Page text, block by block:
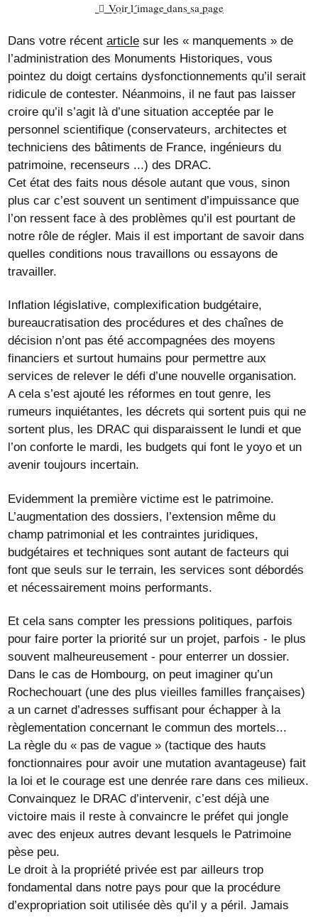
Voir l´image dans sa page
Dans votre récentarticle sur les « manquements » de
l’administration des Monuments Historiques, vous
pointez du doigt certains dysfonctionnements qu’il serait
ridicule de contester. Néanmoins, il ne faut pas laisser
croire qu’il s’agit là d’une situation acceptée par le
personnel scientifique (conservateurs, architectes et
techniciens des bâtiments de France, ingénieurs du
patrimoine, recenseurs ...) des DRAC.
Cet état des faits nous désole autant que vous, sinon
plus car c’est souvent un sentiment d’impuissance que
l’on ressent face à des problèmes qu’il est pourtant de
notre rôle de régler. Mais il est important de savoir dans
quelles conditions nous travaillons ou essayons de
travailler.
Inflation législative, complexification budgétaire,
bureaucratisation des procédures et des chaînes de
décision n’ont pas été accompagnées des moyens
financiers et surtout humains pour permettre aux
services de relever le défi d’une nouvelle organisation.
A cela s’est ajouté les réformes en tout genre, les
rumeurs inquiétantes, les décrets qui sortent puis qui ne
sortent plus, les DRAC qui disparaissent le lundi et que
l’on conforte le mardi, les budgets qui font le yoyo et un
avenir toujours incertain.
Evidemment la première victime est le patrimoine.
L’augmentation des dossiers, l’extension même du
champ patrimonial et les contraintes juridiques,
budgétaires et techniques sont autant de facteurs qui
font que seuls sur le terrain, les services sont débordés
et nécessairement moins performants.
Et cela sans compter les pressions politiques, parfois
pour faire porter la priorité sur un projet, parfois - le plus
souvent malheureusement - pour enterrer un dossier.
Dans le cas de Hombourg, on peut imaginer qu’un
Rochechouart (une des plus vieilles familles françaises)
a un carnet d’adresses suffisant pour échapper à la
règlementation concernant le commun des mortels...
La règle du « pas de vague » (tactique des hauts
fonctionnaires pour avoir une mutation avantageuse) fait
la loi et le courage est une denrée rare dans ces milieux.
Convainquez le DRAC d’intervenir, c’est déjà une
victoire mais il reste à convaincre le préfet qui jongle
avec des enjeux autres devant lesquels le Patrimoine
pèse peu.
Le droit à la propriété privée est par ailleurs trop
fondamental dans notre pays pour que la procédure
d’expropriation soit utilisée dès qu’il y a péril. Jamais